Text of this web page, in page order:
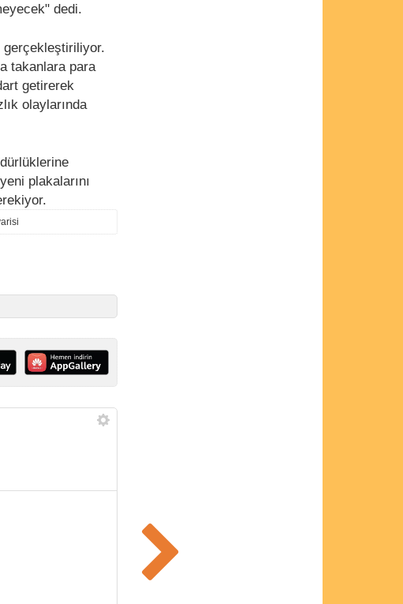
dedi.
gerçekleştiriliyor.
takanlara para
getirerek
olaylarında
plakalarını